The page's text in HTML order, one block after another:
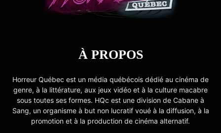
À PROPOS
Horreur Québec est un média québécois dédié au cinéma de
genre, à la littérature, aux jeux vidéo et à la culture macabre
sous toutes ses formes. HQc est une division de Cabane à
Sang, un organisme à but non lucratif voué à la diffusion, à la
promotion et à la production de cinéma alternatif.